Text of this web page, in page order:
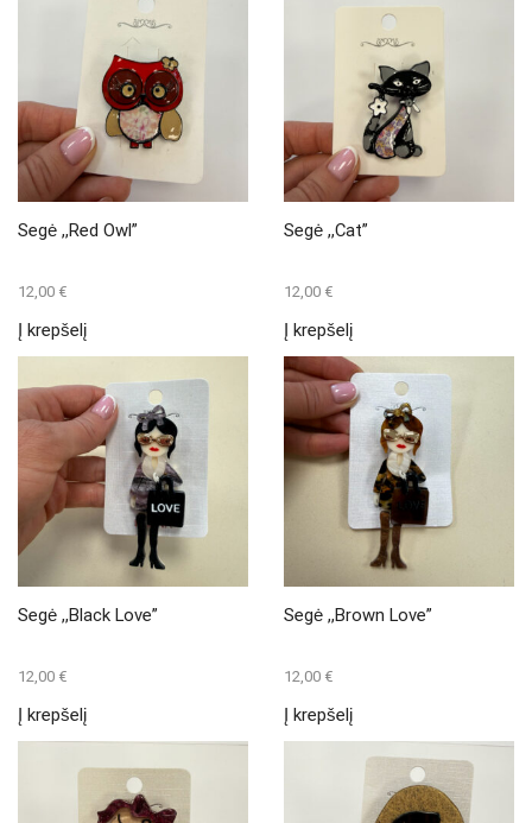
Segė ,,Red Owl”
12,00 €
Į krepšelį
Segė ,,Cat”
12,00 €
Į krepšelį
Segė ,,Black Love”
12,00 €
Į krepšelį
Segė ,,Brown Love”
12,00 €
Į krepšelį